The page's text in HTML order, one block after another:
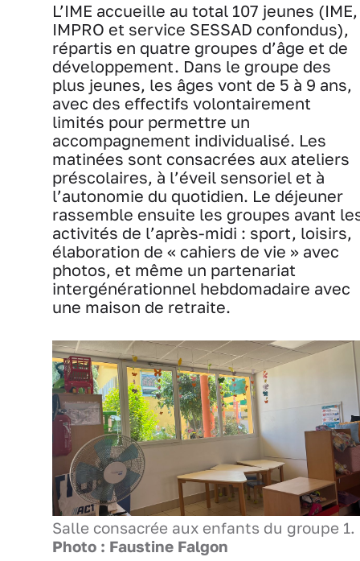
L’IME accueille au total 107 jeunes (IME,
IMPRO et service SESSAD confondus),
répartis en quatre groupes d’âge et de
développement. Dans le groupe des
plus jeunes, les âges vont de 5 à 9 ans,
avec des effectifs volontairement
limités pour permettre un
accompagnement individualisé. Les
matinées sont consacrées aux ateliers
préscolaires, à l’éveil sensoriel et à
l’autonomie du quotidien. Le déjeuner
rassemble ensuite les groupes avant
activités de l’après-midi : sport, loisirs,
élaboration de « cahiers de vie » avec
photos, et même un partenariat
intergénérationnel hebdomadaire avec
une maison de retraite.
Salle consacrée aux enfants du groupe 1.
Photo : Faustine Falgon